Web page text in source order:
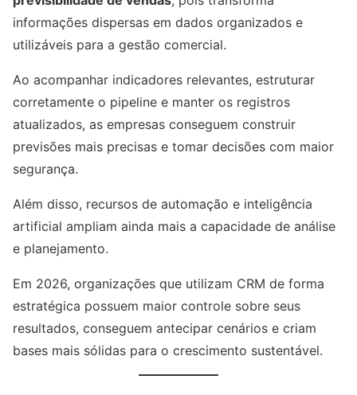
informações dispersas em dados organizados e
utilizáveis para a gestão comercial.
Ao acompanhar indicadores relevantes, estruturar
corretamente o pipeline e manter os registros
atualizados, as empresas conseguem construir
previsões mais precisas e tomar decisões com maior
segurança.
Além disso, recursos de automação e inteligência
artificial ampliam ainda mais a capacidade de análise
e planejamento.
Em 2026, organizações que utilizam CRM de forma
estratégica possuem maior controle sobre seus
resultados, conseguem antecipar cenários e criam
bases mais sólidas para o crescimento sustentável.